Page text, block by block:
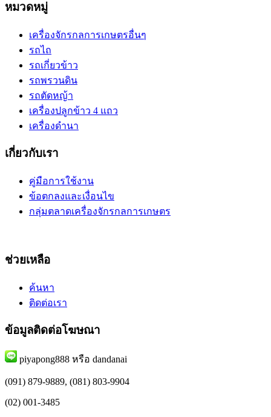
หมวดหมู่
เครื่องจักรกลการเกษตรอื่นๆ
รถไถ
รถเกี่ยวข้าว
รถพรวนดิน
รถตัดหญ้า
เครื่องปลูกข้าว 4 แถว
เครื่องดำนา
เกี่ยวกับเรา
คู่มือการใช้งาน
ข้อตกลงและเงื่อนไข
กลุ่มตลาดเครื่องจักรกลการเกษตร
ช่วยเหลือ
ค้นหา
ติดต่อเรา
ข้อมูลติดต่อโฆษณา
piyapong888 หรือ dandanai
(091) 879-9889, (081) 803-9904
(02) 001-3485